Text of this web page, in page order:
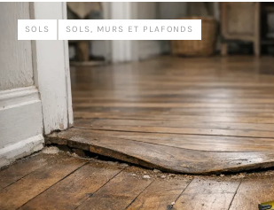
SOLS SOLS, MURS ET PLAFONDS